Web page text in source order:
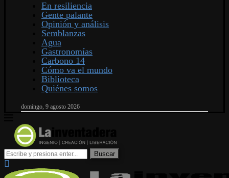
En resiliencia
Gente palante
Opinión y análisis
Semblanzas
Agua
Gastronomías
Carbono 14
Cómo va el mundo
Biblioteca
Quiénes somos
domingo, 9 agosto 2026